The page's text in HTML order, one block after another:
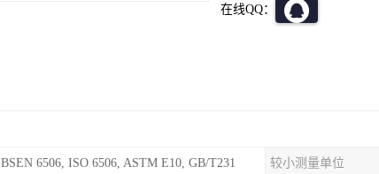
在线QQ：
BSEN 6506, ISO 6506, ASTM E10, GB/T231 较小测量单位